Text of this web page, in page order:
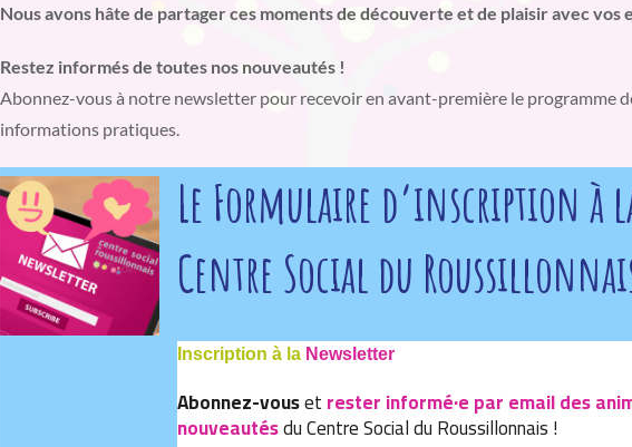
Nous avons hâte de partager ces moments de découverte et de plaisir avec vos
Restez informés de toutes nos nouveautés !
Abonnez-vous à notre newsletter pour recevoir en avant-première le programme
informations pratiques.
Le Formulaire d’inscription à
Centre Social du
Inscription à la Newsletter
Abonnez-vousetrester informé·e par email des
nouveautésdu Centre Social du Roussillonnais !